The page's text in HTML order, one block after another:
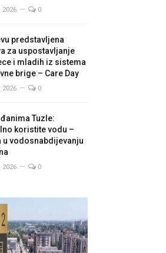
2026 0
predstavljena
za uspostavljanje
i mladih iz sistema
brige – Care Day
2026 0
Tuzle:
koristite vodu –
u vodosnabdijevanju
2026 0